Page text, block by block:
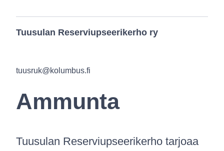
Tuusulan Reserviupseerikerho ry
tuusruk@kolumbus.fi
Ammunta
Tuusulan Reserviupseerikerho tarjoaa